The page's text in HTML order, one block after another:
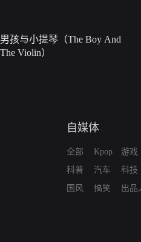
男孩与小提琴（The Boy And
The Violin）
自媒体
全部
科普
国风
Kpop
汽车
搞笑
游戏
科技
出品